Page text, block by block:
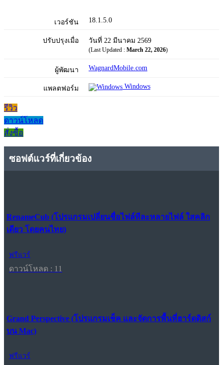
เวอร์ชัน 18.1.5.0
ปรับปรุงเมื่อ วันที่ 22 มีนาคม 2569
(Last Updated : March 22, 2026)
ผู้พัฒนา WagnardMobile.com
แพลตฟอร์ม Windows
รีวิว
ดาวน์โหลด
สั่งซื้อ
ซอฟต์แวร์ที่เกี่ยวข้อง
RenameCub (โปรแกรมเปลี่ยนชื่อไฟล์ทีละหลายไฟล์ ใสคลิก
เดียว โดยคนไทย)
ฟรีแวร์
ดาวน์โหลด : 11
Grand Perspective (โปรแกรมเช็ค และจัดการพื้นที่ฮาร์ดดิสก์
บน Mac)
ฟรีแวร์